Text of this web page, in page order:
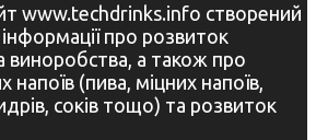
www.techdrinks.info створений
інформації про розвиток
виноробства, а також про
(пива, міцних напоїв,
соків тощо) та розвиток